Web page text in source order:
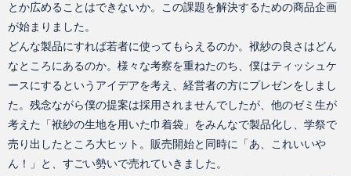
とか広めることはできないか。この課題を解決するための商品企画
が始まりました。
どんな製品にすれば若者に使ってもらえるのか。袱紗の良さはどん
なところにあるのか。様々な考察を重ねたのち、僕はティッシュケ
ースにするというアイデアを考え、経営者の方にプレゼンをしまし
た。残念ながら僕の提案は採用されませんでしたが、他のゼミ生が
考えた「袱紗の生地を用いた巾着袋」をみんなで製品化し、学祭で
売り出したところ大ヒット。販売開始と同時に「あ、これいいや
ん！」と、すごい勢いで売れていきました。